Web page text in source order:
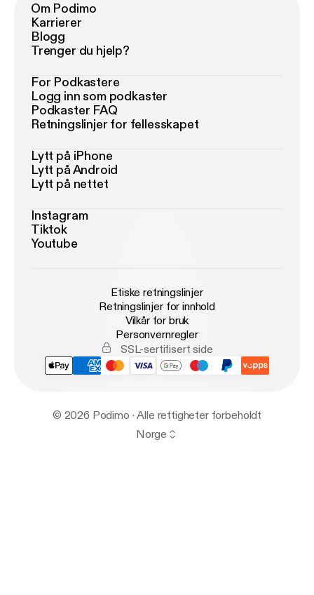
Om Podimo
Karrierer
Blogg
Trenger du hjelp?
For Podkastere
Logg inn som podkaster
Podkaster FAQ
Retningslinjer for fellesskapet
Lytt på iPhone
Lytt på Android
Lytt på nettet
Instagram
Tiktok
Youtube
Etiske retningslinjer
Retningslinjer for innhold
Vilkår for bruk
Personvernregler
SSL-sertifisert side
© 2026 Podimo · Alle rettigheter forbeholdt
Norge